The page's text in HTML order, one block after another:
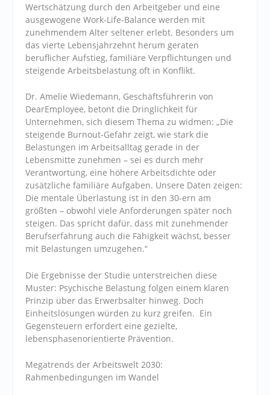
Wertschätzung durch den Arbeitgeber und eine
ausgewogene Work-Life-Balance werden mit
zunehmendem Alter seltener erlebt. Besonders um
das vierte Lebensjahrzehnt herum geraten
beruflicher Aufstieg, familiäre Verpflichtungen und
steigende Arbeitsbelastung oft in Konflikt.
Dr. Amelie Wiedemann, Geschäftsführerin von
DearEmployee, betont die Dringlichkeit für
Unternehmen, sich diesem Thema zu widmen: „Die
steigende Burnout-Gefahr zeigt, wie stark die
Belastungen im Arbeitsalltag gerade in der
Lebensmitte zunehmen – sei es durch mehr
Verantwortung, eine höhere Arbeitsdichte oder
zusätzliche familiäre Aufgaben. Unsere Daten zeigen:
Die mentale Überlastung ist in den 30-ern am
größten – obwohl viele Anforderungen später noch
steigen. Das spricht dafür, dass mit zunehmender
Berufserfahrung auch die Fähigkeit wächst, besser
mit Belastungen umzugehen.“
Die Ergebnisse der Studie unterstreichen diese
Muster: Psychische Belastung folgen einem klaren
Prinzip über das Erwerbsalter hinweg. Doch
Einheitslösungen würden zu kurz greifen. Ein
Gegensteuern erfordert eine gezielte,
lebensphasenorientierte Prävention.
Megatrends der Arbeitswelt 2030:
Rahmenbedingungen im Wandel